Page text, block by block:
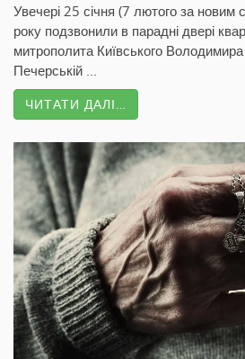
Увечері 25 січня (7 лютого за новим
року подзвонили в парадні двері
митрополита Київського
Печерській ...
ЧИТАТИ ДАЛІ…